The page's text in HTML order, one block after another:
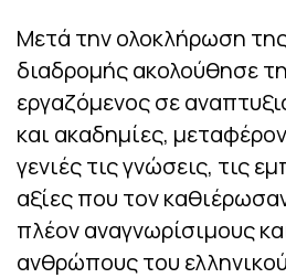
Μετά την ολοκλήρωση
διαδρομής ακολούθησε
εργαζόμενος σε
και ακαδημίες,
γενιές τις γνώσεις, τις
αξίες που τον
πλέον αναγνωρίσιμους
ανθρώπους του